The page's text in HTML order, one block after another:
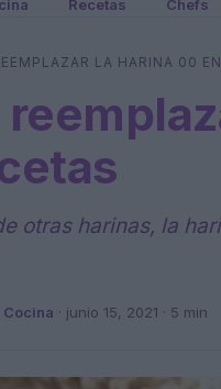
Recetas Chefs
LA HARINA 00
otras harinas, la
Cocina · junio 15, 2021 · 5 min